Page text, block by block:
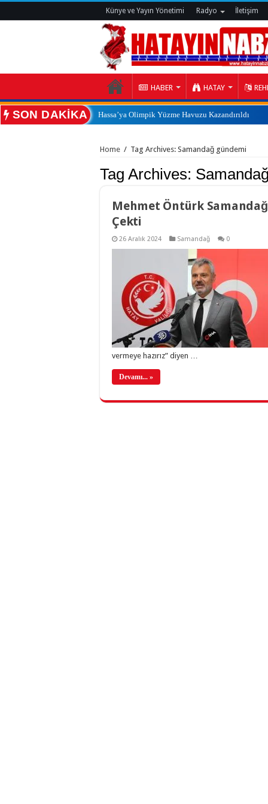
Künye ve Yayın Yönetimi Radyo İletişim
HABER HATAY
SON DAKİKA
:
Hassa’ya Olimpik Yüzme Havuzu Kazandırıldı
Home / Tag Archives: Samandağ gündemi
Tag Archives:
Mehmet Öntürk
Çekti
26 Aralık 2024 Samandağ 0
vermeye hazırız” diyen …
Devamı... »